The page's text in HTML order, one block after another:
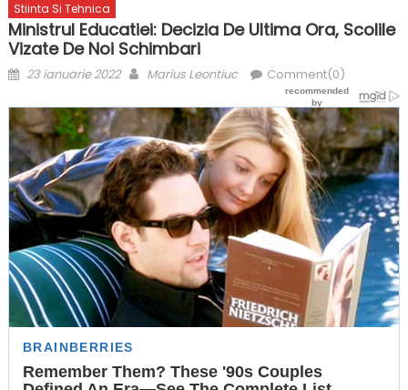
Stiinta Si Tehnica
Ministrul Educatiei: Decizia De Ultima Ora, Scolile
Vizate De Noi Schimbari
Posted
23 ianuarie 2022 Author
Marius Leontiuc Comment(0)